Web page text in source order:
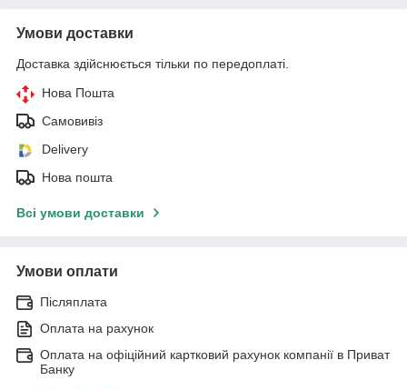
Умови доставки
Доставка здійснюється тільки по передоплаті.
Нова Пошта
Самовивіз
Delivery
Нова пошта
Всі умови доставки
Умови оплати
Післяплата
Оплата на рахунок
Оплата на офіційний картковий рахунок компанії в Приват
Банку